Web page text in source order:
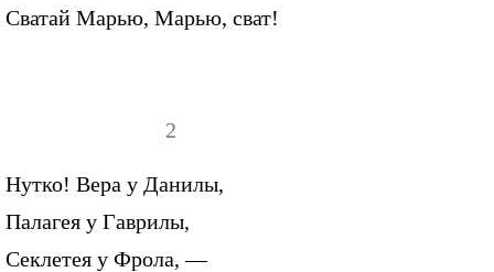
Сватай Марью, Марью, сват!
2
Нутко! Вера у Данилы,
Палагея у Гаврилы,
Секлетея у Фрола, —